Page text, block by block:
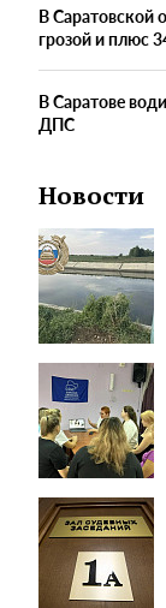
В Саратовской
грозой и плюс
В Саратове
ДПС
Новости